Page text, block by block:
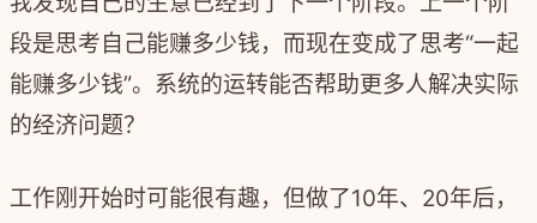
段是思考自己能赚多少钱，而现在变成了思考“一起
能赚多少钱”。系统的运转能否帮助更多人解决实际
的经济问题？
工作刚开始时可能很有趣，但做了10年、 20年后，